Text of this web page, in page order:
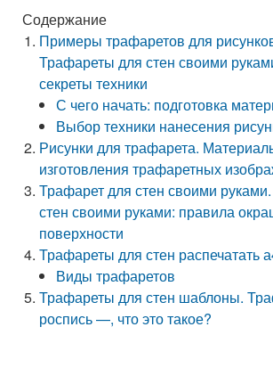
Содержание
Примеры трафаретов для
Трафареты для стен своими
секреты техники
С чего начать: подготовка
Выбор техники нанесения
Рисунки для трафарета.
изготовления трафаретных
Трафарет для стен своими
стен своими руками: правила
поверхности
Трафареты для стен распечатать
Виды трафаретов
Трафареты для стен шаблоны.
роспись —, что это такое?